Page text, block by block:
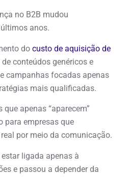
no B2B mudou
anos.
do custo de aquisição de
de conteúdos genéricos e
campanhas focadas apenas
mais qualificadas.
apenas “aparecem”
para empresas que
por meio da comunicação.
ligada apenas à
e passou a depender da